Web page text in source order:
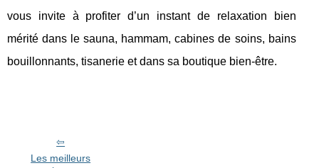
vous invite à profiter d’un instant de relaxation bien
mérité dans le sauna, hammam, cabines de soins, bains
bouillonnants, tisanerie et dans sa boutique bien-être.
Les meilleurs